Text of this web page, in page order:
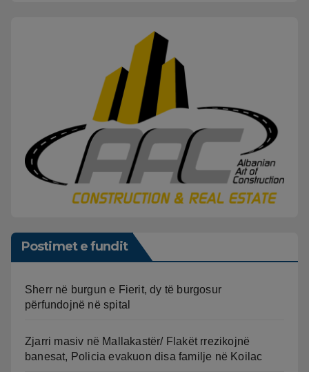
Postimet e fundit
Sherr në burgun e Fierit, dy të burgosur
përfundojnë në spital
Zjarri masiv në Mallakastër/ Flakët rrezikojnë
banesat, Policia evakuon disa familje në Koilac